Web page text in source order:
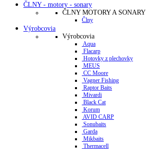
ČLNY - motory - sonary
ČLNY MOTORY A SONARY
Člny
Výrobcovia
Výrobcovia
Aqua
Flacarp
Hotovky z plechovky
MEUS
CC Moore
Vagner Fishing
Raptor Baits
Mivardi
Black Cat
Korum
AVID CARP
Sonubaits
Garda
Mikbaits
Thermacell